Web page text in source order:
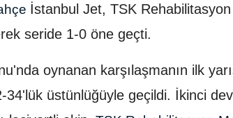
İstanbul Jet, TSK Rehabilitasyon
seride 1-0 öne geçti.
oynanan karşılaşmanın ilk
34'lük üstünlüğüyle geçildi. İkinci